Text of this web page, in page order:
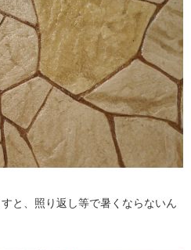
と、照り返し等で暑くならないん